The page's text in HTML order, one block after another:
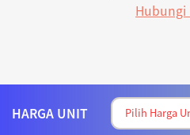
Hubungi
HARGA UNIT